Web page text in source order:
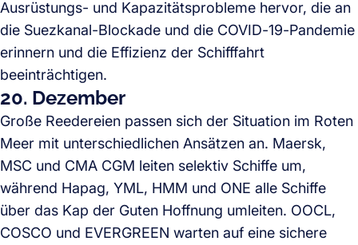
Ausrüstungs- und Kapazitätsprobleme hervor, die an
die Suezkanal-Blockade und die COVID-19-Pandemie
erinnern und die Effizienz der Schifffahrt
beeinträchtigen.
20. Dezember
Große Reedereien passen sich der Situation im Roten
Meer mit unterschiedlichen Ansätzen an. Maersk,
MSC und CMA CGM leiten selektiv Schiffe um,
während Hapag, YML, HMM und ONE alle Schiffe
über das Kap der Guten Hoffnung umleiten. OOCL,
COSCO und EVERGREEN warten auf eine sichere